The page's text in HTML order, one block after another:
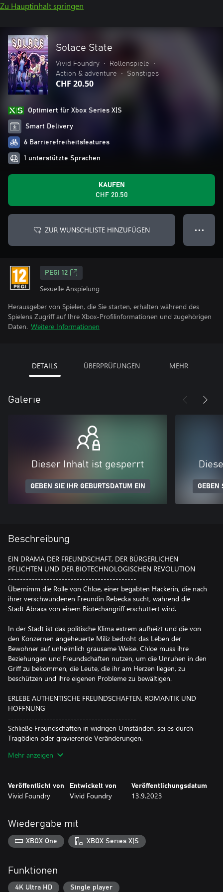
Zu Hauptinhalt springen
Solace State
Vivid Foundry • Rollenspiele
•
Action & adventure
• Sonstiges
CHF 20.50
Optimiert für Xbox Series X|S
Smart Delivery
6 Barrierefreiheitsfeatures
1 unterstützte Sprachen
KAUFEN
CHF 20.50
ZUR WUNSCHLISTE HINZUFÜGEN ● ● ●
PEGI 12
Sexuelle Anspielung
Herausgeber von Spielen, die Sie starten, erhalten während des
Spielens Zugriff auf Ihre Xbox-Profilinformationen und zugehörigen
Daten. Weitere Informationen
DETAILS ÜBERPRÜFUNGEN MEHR
Galerie
Dieser Inhalt ist gesperrt
GEBEN SIE IHR GEBURTSDATUM EIN GEBEN
Beschreibung
EIN DRAMA DER FREUNDSCHAFT, DER BÜRGERLICHEN
PFLICHTEN UND DER BIOTECHNOLOGISCHEN REVOLUTION
-------------------------------------------
Übernimm die Rolle von Chloe, einer begabten Hackerin, die nach
ihrer verschwundenen Freundin Rebecka sucht, während die
Stadt Abraxa von einem Biotechangriff erschüttert wird.
In der Stadt ist das politische Klima extrem aufheizt und die von
den Konzernen angeheuerte Miliz bedroht das Leben der
Bewohner auf unheimlich grausame Weise. Chloe muss ihre
Beziehungen und Freundschaften nutzen, um die Unruhen in den
Griff zu bekommen, die Leute, die ihr am Herzen liegen, zu
beschützen und ihre eigenen Probleme zu bewältigen.
ERLEBE AUTHENTISCHE FREUNDSCHAFTEN, ROMANTIK UND
HOFFNUNG
-------------------------------------------
Schließe Freundschaften in widrigen Umständen, sei es durch
Tragödien oder gravierende Veränderungen.
von Charakteren kennen und geht gemeinsam komplexe
Entwickelt sich inmitten der eskalierenden Spannungen eine
gekommen bist, als Freund und Vertrauten behalten? Kommst
du dem sympathischen Jungen von nebenan Torrent, der
erfahrenen Aktivistin Sueli oder deiner alten Flamme Alden
näher?
GEH KORRUPTION AUF DIE SPUR UND SORGE FÜR
-------------------------------------------
Mehr anzeigen
Veröffentlicht von
Vivid Foundry
Entwickelt von
Vivid Foundry
Veröffentlichungsdatum
13.9.2023
Wiedergabe mit
XBOX One XBOX Series X|S
Funktionen
4K Ultra HD Single player